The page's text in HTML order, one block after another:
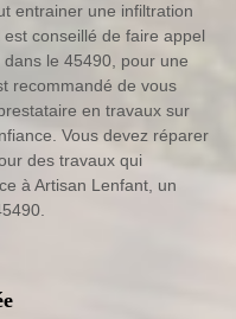
entrainer une infiltration
est conseillé de faire appel
le 45490, pour une
recommandé de vous
en travaux sur
Vous devez réparer
des travaux qui
à Artisan Lenfant, un